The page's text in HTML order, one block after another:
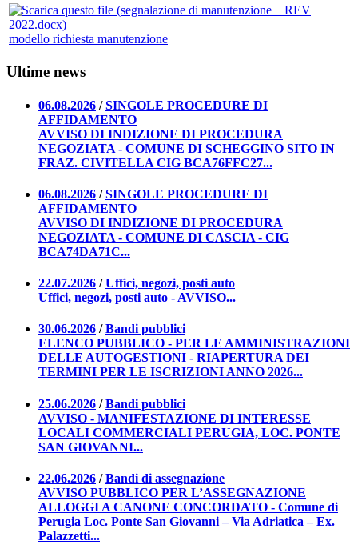
modello richiesta manutenzione
Ultime news
06.08.2026 /SINGOLE PROCEDURE DI
AFFIDAMENTO
AVVISO DI INDIZIONE DI PROCEDURA
NEGOZIATA - COMUNE DI SCHEGGINO SITO IN
FRAZ. CIVITELLA CIG BCA76FFC27...
06.08.2026 /SINGOLE PROCEDURE DI
AFFIDAMENTO
AVVISO DI INDIZIONE DI PROCEDURA
NEGOZIATA - COMUNE DI CASCIA - CIG
BCA74DA71C...
22.07.2026 /Uffici, negozi, posti auto
Uffici, negozi, posti auto - AVVISO...
30.06.2026 /Bandi pubblici
ELENCO PUBBLICO - PER LE AMMINISTRAZIONI
DELLE AUTOGESTIONI - RIAPERTURA DEI
TERMINI PER LE ISCRIZIONI ANNO 2026...
25.06.2026 /Bandi pubblici
AVVISO - MANIFESTAZIONE DI INTERESSE
LOCALI COMMERCIALI PERUGIA, LOC. PONTE
SAN GIOVANNI...
22.06.2026 /Bandi di assegnazione
AVVISO PUBBLICO PER L’ASSEGNAZIONE
ALLOGGI A CANONE CONCORDATO - Comune di
Perugia Loc. Ponte San Giovanni – Via Adriatica – Ex.
Palazzetti...